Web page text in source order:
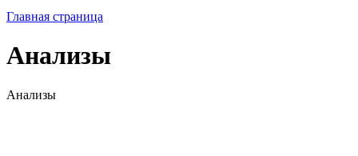
Главная страница
Анализы
Анализы